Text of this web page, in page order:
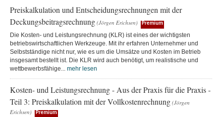
Preiskalkulation und Entscheidungsrechnungen mit der
Deckungsbeitragsrechnung (Jörgen Erichsen) Premium
Die Kosten- und Leistungsrechnung (KLR) ist eines der wichtigsten
betriebswirtschaftlichen Werkzeuge. Mit ihr erfahren Unternehmer und
Selbstständige nicht nur, wie es um die Umsätze und Kosten im Betrieb
insgesamt bestellt ist. Die KLR wird auch benötigt, um realistische und
wettbewerbsfähige... mehr lesen
Kosten- und Leistungsrechnung - Aus der Praxis für die Praxis -
Teil 3: Preiskalkulation mit der Vollkostenrechnung (Jörgen
Erichsen)
Premium